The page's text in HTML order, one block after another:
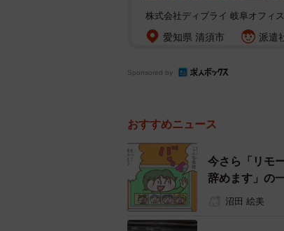
育児休業中の従業員への
ー育休・産休中の従業員に、
法的に問題となる可能性が高
育児休業は、労働者が育児に
が頻繁に業務に関する連絡を
した行為は、いわゆるマタニ
ー「緊急時」や「簡単な引継
株式会社ディプライ 岐阜オフィ
愛知県 清須市 派遣
Sponsored by
おすすめニュース
今さら「リモ
辞めます」の
沼田 絵美